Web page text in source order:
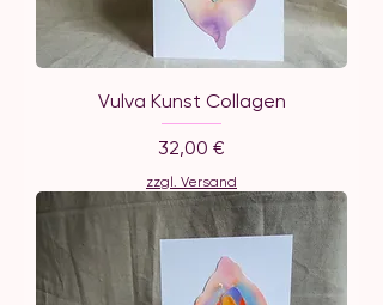
Vulva Kunst Collagen
Preis
32,00 €
zzgl. Versand